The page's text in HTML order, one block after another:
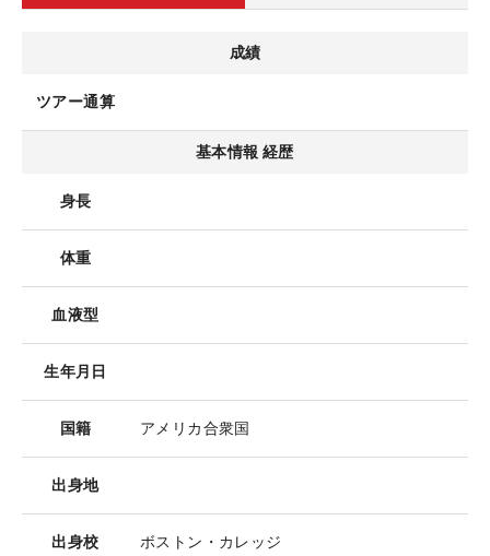
成績
ツアー通算
基本情報 経歴
身長
体重
血液型
生年月日
国籍 アメリカ合衆国
出身地
出身校 ボストン・カレッジ